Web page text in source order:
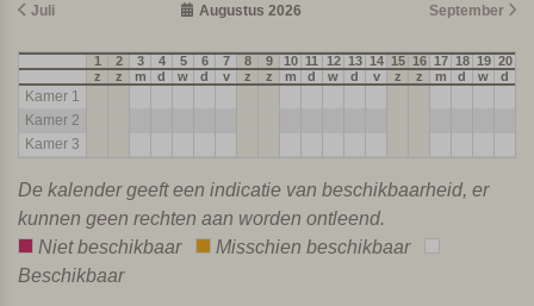
Juli Augustus 2026 September
1 2 3 4 5 6 7 8 9 10 11 12 13 14 15 16 17 18 19 20
z
z m d w d v z z m d w d v z z m d w d
Kamer 1
Kamer 2
Kamer 3
De kalender geeft een indicatie van beschikbaarheid, er
kunnen geen rechten aan worden ontleend.
Niet beschikbaar
Misschien beschikbaar
Beschikbaar